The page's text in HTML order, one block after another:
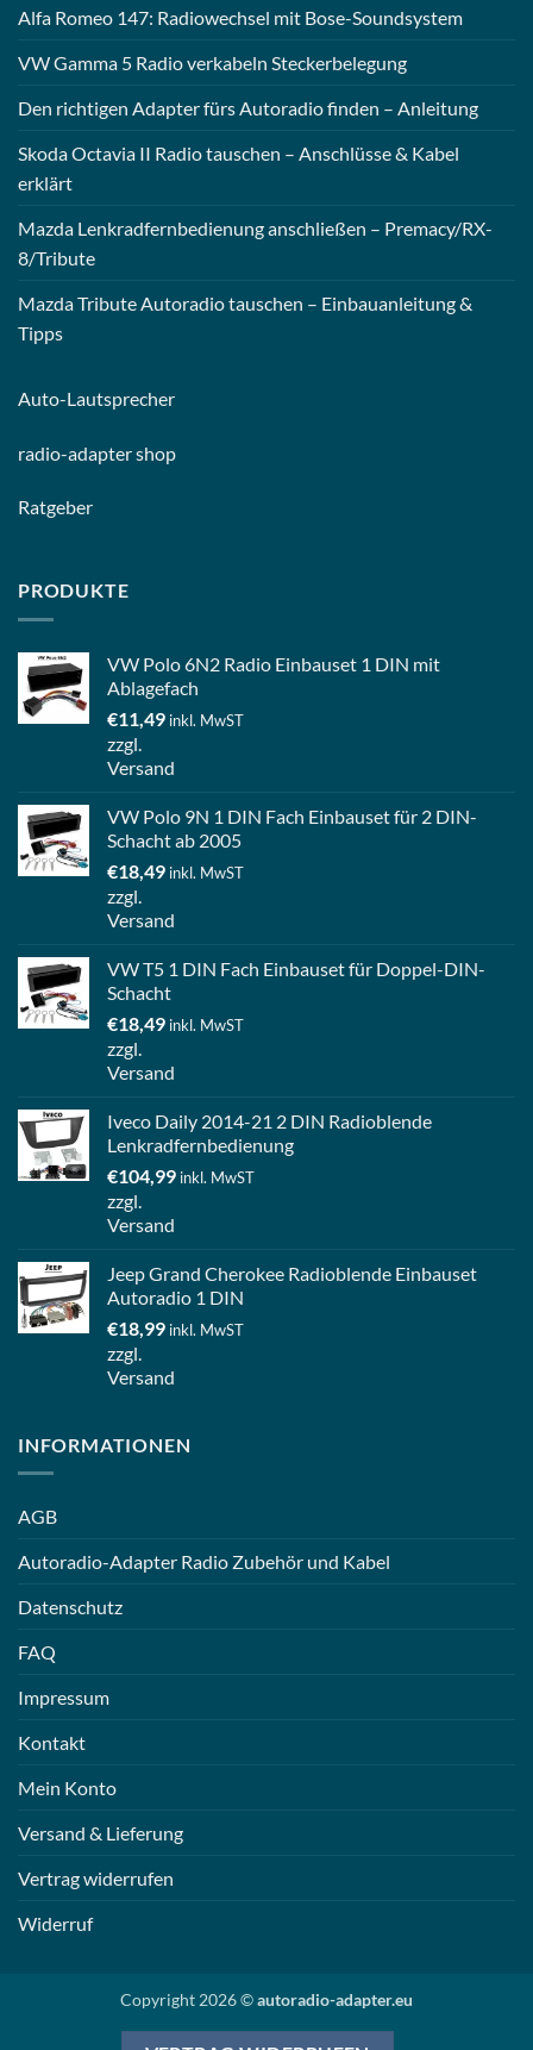
Alfa Romeo 147: Radiowechsel mit Bose-Soundsystem
VW Gamma 5 Radio verkabeln Steckerbelegung
Den richtigen Adapter fürs Autoradio finden – Anleitung
Skoda Octavia II Radio tauschen – Anschlüsse & Kabel
erklärt
Mazda Lenkradfernbedienung anschließen – Premacy/RX-
8/Tribute
Mazda Tribute Autoradio tauschen – Einbauanleitung &
Tipps
Auto-Lautsprecher
radio-adapter shop
Ratgeber
PRODUKTE
VW Polo 6N2 Radio Einbauset 1 DIN mit
Ablagefach
€11,49 inkl. MwST
zzgl.
Versand
VW Polo 9N 1 DIN Fach Einbauset für 2 DIN-
Schacht ab 2005
€18,49 inkl. MwST
zzgl.
Versand
VW T5 1 DIN Fach Einbauset für Doppel-DIN-
Schacht
€18,49 inkl. MwST
zzgl.
Versand
Iveco Daily 2014-21 2 DIN Radioblende
Lenkradfernbedienung
€104,99 inkl. MwST
zzgl.
Versand
Jeep Grand Cherokee Radioblende Einbauset
Autoradio 1 DIN
€18,99 inkl. MwST
zzgl.
Versand
INFORMATIONEN
AGB
Autoradio-Adapter Radio Zubehör und Kabel
Datenschutz
FAQ
Impressum
Kontakt
Mein Konto
Versand & Lieferung
Vertrag widerrufen
Widerruf
Copyright 2026 ©autoradio-adapter.eu